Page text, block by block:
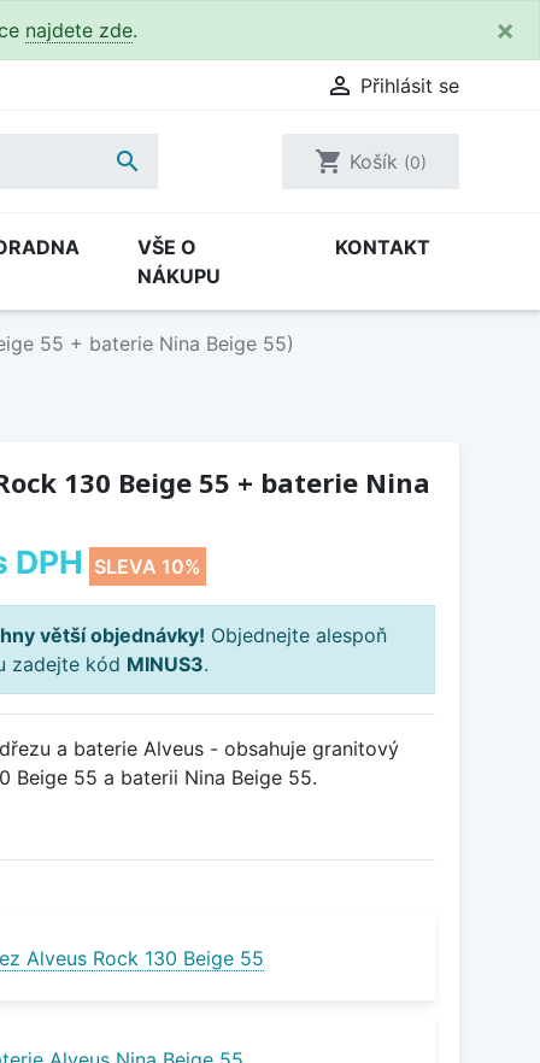
najdete zde. ×
 Přihlásit se
 shopping_cart Košík (0)
VŠE O
NÁKUPU
KONTAKT
55 + baterie Nina Beige 55)
130 Beige 55 + baterie Nina
DPH SLEVA 10%
větší objednávky! Objednejte alespoň
zadejte kód MINUS3.
a baterie Alveus - obsahuje granitový
Beige 55 a baterii Nina Beige 55.
Alveus Rock 130 Beige 55